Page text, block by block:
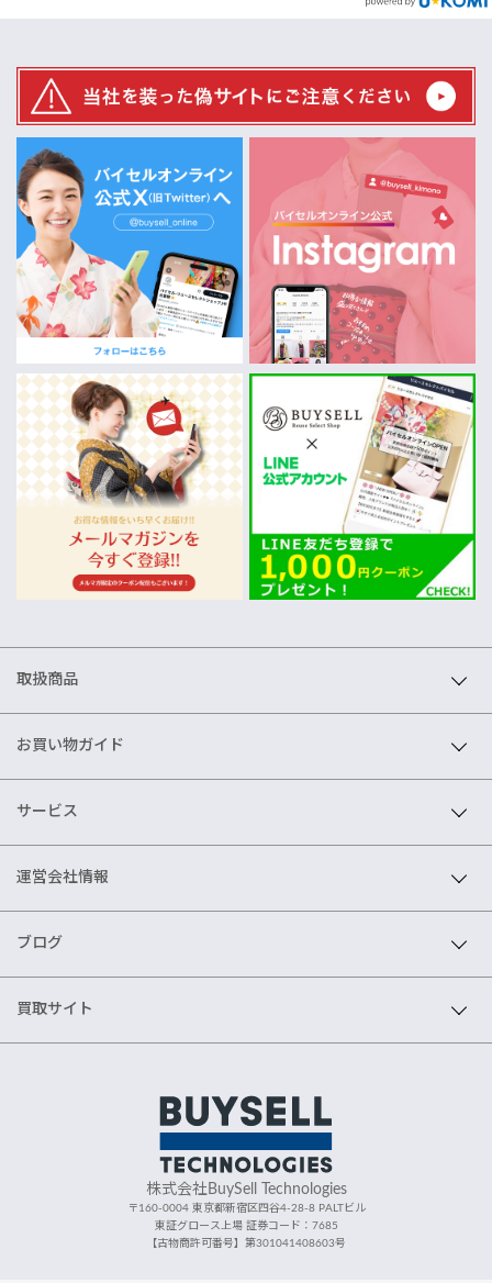
取扱商品
お買い物ガイド
サービス
運営会社情報
ブログ
買取サイト
株式会社BuySell Technologies
〒160-0004 東京都新宿区四谷4-28-8 PALTビル
東証グロース上場 証券コード：7685
【古物商許可番号】第301041408603号